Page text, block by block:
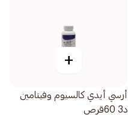
+
أرسي أيدي كالسيوم وفيتامين
د3 60قرص